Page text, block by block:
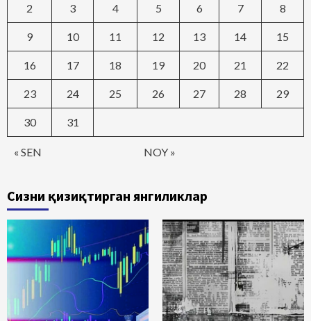
« SEN NOY »
2 3 4 5 6 7 8
9 10 11 12 13 14 15
16 17 18 19 20 21 22
23 24 25 26 27 28 29
30 31
Сизни қизиқтирган янгиликлар